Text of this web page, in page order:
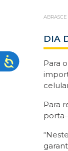
ABRASCE
DIA
Para
Para